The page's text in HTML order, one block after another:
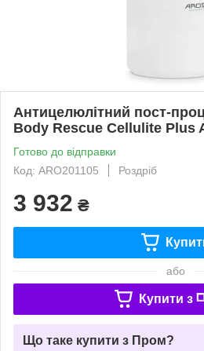
Антицелюлітний пост-
Body Rescue Cellulite Plus
Готово до відправки
Код: ARO201105
Роздріб
3 932 ₴
або
Купити з
Що таке купити з Пром?